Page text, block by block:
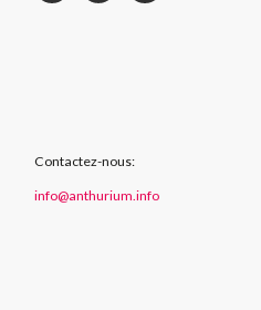
Contactez-nous:
info@anthurium.info